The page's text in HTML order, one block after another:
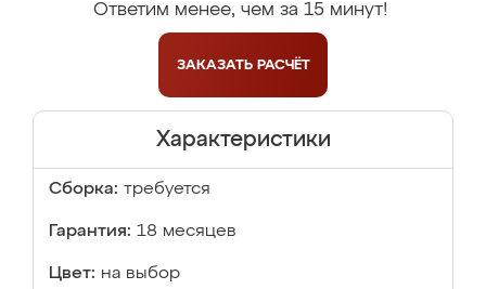
Ответим менее, чем за 15 минут!
ЗАКАЗАТЬ РАСЧЁТ
Характеристики
Сборка: требуется
Гарантия: 18 месяцев
Цвет: на выбор